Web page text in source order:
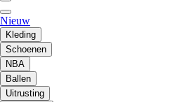
Nieuw
Kleding
Schoenen
NBA
Ballen
Uitrusting